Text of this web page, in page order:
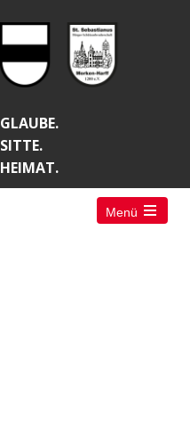
GLAUBE.
SITTE.
HEIMAT.
Menü
Open